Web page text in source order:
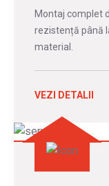
Montaj complet
rezistență până
material.
VEZI DETALII